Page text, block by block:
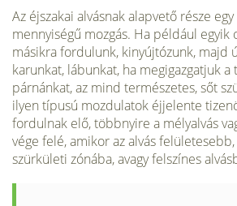
Az éjszakai alvásnak alapvető része
mennyiségű mozgás. Ha például egyik
másikra fordulunk, kinyújtózunk, majd
karunkat, lábunkat, ha megigazgatjuk a
párnánkat, az mind természetes, sőt
ilyen típusú mozdulatok éjjelente
fordulnak elő, többnyire a mélyalvás
vége felé, amikor az alvás
szürkületi zónába, avagy felszínes